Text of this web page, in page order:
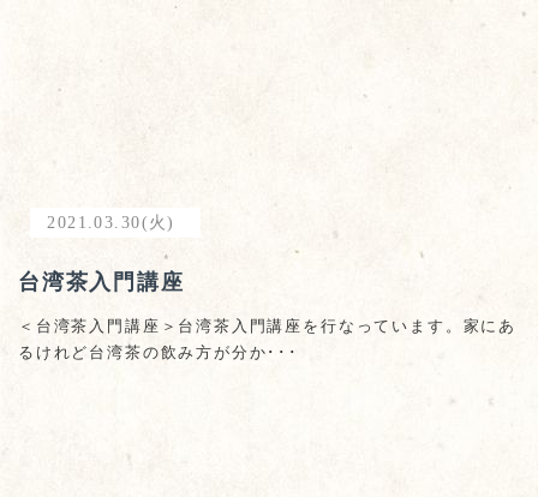
2021.03.30(火)
台湾茶入門講座
＜台湾茶入門講座＞台湾茶入門講座を行なっています。家にあ
るけれど台湾茶の飲み方が分か･･･